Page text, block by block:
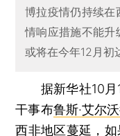
博拉疫情仍持续在
情响应措施不能升
或将在今年12月初
据新华社10月
干事布鲁斯·艾尔
西非地区蔓延，